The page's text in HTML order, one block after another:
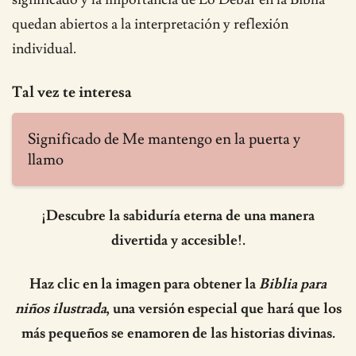
quedan abiertos a la interpretación y reflexión
individual.
Tal vez te interesa
Significado de Me mantengo en la puerta y
llamo
¡Descubre la sabiduría eterna de una manera
divertida y accesible!.
Haz clic en la imagen para obtener laBiblia para
niños ilustrada, una versión especial que hará que los
más pequeños se enamoren de las historias divinas.